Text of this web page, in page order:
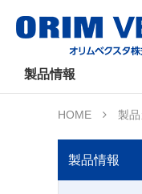
製品情報
HOME 製
製品情報